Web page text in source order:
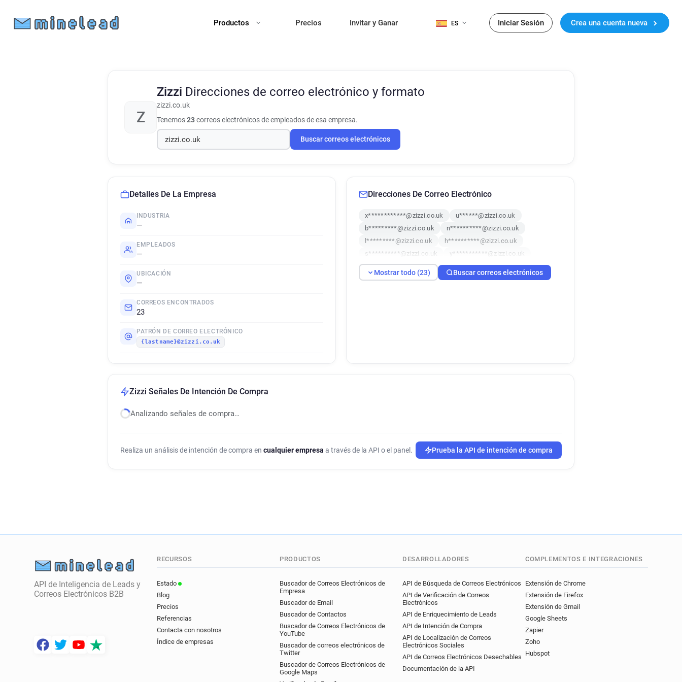
Productos Precios Invitar y Ganar ES Iniciar Sesión Crea una cuenta nueva
Z
Zizzi Direcciones de correo electrónico y formato
zizzi.co.uk
Tenemos23correos electrónicos de empleados de esa empresa.
Buscar correos electrónicos
Detalles De La Empresa
INDUSTRIA
—
EMPLEADOS
—
UBICACIÓN
—
CORREOS ENCONTRADOS
23
PATRÓN DE CORREO ELECTRÓNICO
{lastname}@zizzi.co.uk
Direcciones De Correo Electrónico
x************@zizzi.co.uk
u******@zizzi.co.uk
b*********@zizzi.co.uk
n**********@zizzi.co.uk
l*********@zizzi.co.uk
h**********@zizzi.co.uk
s**********@zizzi.co.uk
y***********@zizzi.co.uk
c**********@zizzi.co.uk
d**********@zizzi.co.uk
y********@zizzi.co.uk
g***********@zizzi.co.uk
Mostrar todo (23) Buscar correos electrónicos
Zizzi Señales De Intención De Compra
Analizando señales de compra…
Realiza un análisis de intención de compra en cualquier empresa a través de la API o el panel. Prueba la API de intención de compra
API de Inteligencia de Leads y
Correos Electrónicos B2B
RECURSOS
Estado
Blog
Precios
Referencias
Contacta con nosotros
Índice de empresas
PRODUCTOS
Buscador de Correos Electrónicos de
Empresa
Buscador de Email
Buscador de Contactos
Buscador de Correos Electrónicos de
YouTube
Buscador de correos electrónicos de
Twitter
Buscador de Correos Electrónicos de
Google Maps
DESARROLLADORES
API de Búsqueda de Correos Electrónicos
API de Verificación de Correos
Electrónicos
API de Enriquecimiento de Leads
API de Intención de Compra
API de Localización de Correos
Electrónicos Sociales
API de Correos Electrónicos Desechables
Documentación de la API
COMPLEMENTOS E INTEGRACIONES
Extensión de Chrome
Extensión de Firefox
Extensión de Gmail
Google Sheets
Zapier
Zoho
Hubspot